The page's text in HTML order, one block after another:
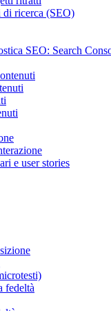
ricerca (SEO)
SEO: Search
e user stories
fedeltà